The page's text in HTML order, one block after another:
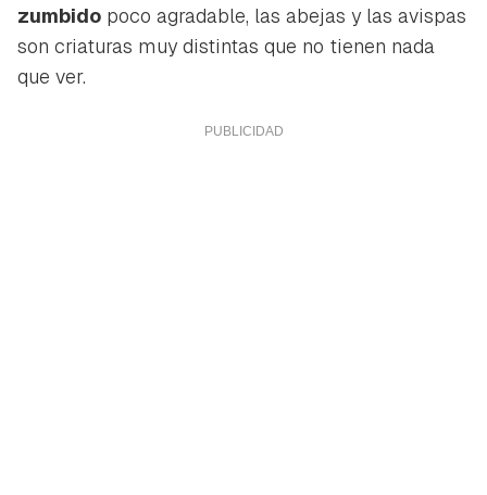
zumbido poco agradable, las abejas y las avispas
son criaturas muy distintas que no tienen nada
que ver.